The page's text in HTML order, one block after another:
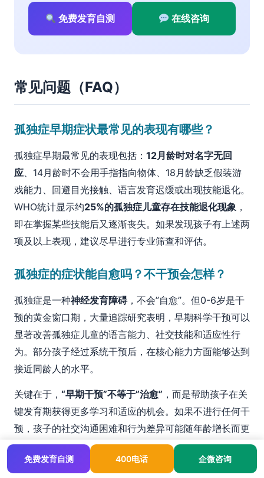
免费发育自测 在线咨询
常见问题（FAQ）
孤独症早期症状最常见的表现有哪些？
孤独症早期最常见的表现包括： 12月龄时对名字无回
应、14月龄时不会用手指指向物体、18月龄缺乏假装游
戏能力、回避目光接触、语言发育迟缓或出现技能退化。
WHO统计显示约25%的孤独症儿童存在技能退化现象 ，
即在掌握某些技能后又逐渐丧失。如果发现孩子有上述两
项及以上表现，建议尽早进行专业筛查和评估。
孤独症的症状能自愈吗？不干预会怎样？
孤独症是一种神经发育障碍，不会”自愈”。但0-6岁是干
预的黄金窗口期，大量追踪研究表明，早期科学干预可以
显著改善孤独症儿童的语言能力、社交技能和适应性行
为。部分孩子经过系统干预后，在核心能力方面能够达到
接近同龄人的水平。
关键在于， “早期干预”不等于”治愈” ，而是帮助孩子在关
键发育期获得更多学习和适应的机会。如果不进行任何干
预，孩子的社交沟通困难和行为差异可能随年龄增长而更
加突出，影响入学适应和同伴关系发展。
免费发育自测 400电话 企微咨询